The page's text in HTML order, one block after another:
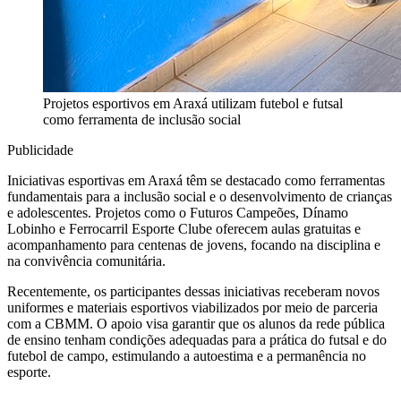
Projetos esportivos em Araxá utilizam futebol e futsal
como ferramenta de inclusão social
Publicidade
Iniciativas esportivas em Araxá têm se destacado como ferramentas
fundamentais para a inclusão social e o desenvolvimento de crianças
e adolescentes. Projetos como o Futuros Campeões, Dínamo
Lobinho e Ferrocarril Esporte Clube oferecem aulas gratuitas e
acompanhamento para centenas de jovens, focando na disciplina e
na convivência comunitária.
Recentemente, os participantes dessas iniciativas receberam novos
uniformes e materiais esportivos viabilizados por meio de parceria
com a CBMM. O apoio visa garantir que os alunos da rede pública
de ensino tenham condições adequadas para a prática do futsal e do
futebol de campo, estimulando a autoestima e a permanência no
esporte.